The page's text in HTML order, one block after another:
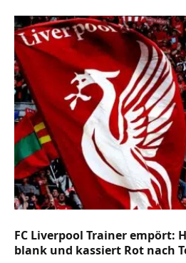
FC Liverpool Trainer empört:
blank und kassiert Rot nach